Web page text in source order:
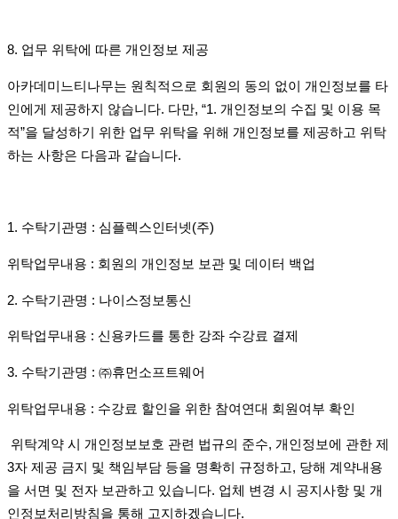
8. 업무 위탁에 따른 개인정보 제공
아카데미느티나무는 원칙적으로 회원의 동의 없이 개인정보를 타
인에게 제공하지 않습니다. 다만, “1. 개인정보의 수집 및 이용 목
적”을 달성하기 위한 업무 위탁을 위해 개인정보를 제공하고 위탁
하는 사항은 다음과 같습니다.
1. 수탁기관명 : 심플렉스인터넷(주)
위탁업무내용 : 회원의 개인정보 보관 및 데이터 백업
2. 수탁기관명 : 나이스정보통신
위탁업무내용 : 신용카드를 통한 강좌 수강료 결제
3. 수탁기관명 : ㈜휴먼소프트웨어
위탁업무내용 : 수강료 할인을 위한 참여연대 회원여부 확인
위탁계약 시 개인정보보호 관련 법규의 준수, 개인정보에 관한 제
3자 제공 금지 및 책임부담 등을 명확히 규정하고, 당해 계약내용
을 서면 및 전자 보관하고 있습니다. 업체 변경 시 공지사항 및 개
인정보처리방침을 통해 고지하겠습니다.